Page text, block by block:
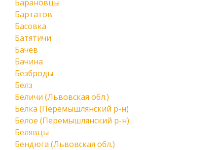
Барановцы
Бартатов
Басовка
Батятичи
Бачев
Бачина
Безброды
Белз
Беличи (Львовская обл.)
Белка (Перемышлянский р-н)
Белое (Перемышлянский р-н)
Белявцы
Бендюга (Львовская обл.)